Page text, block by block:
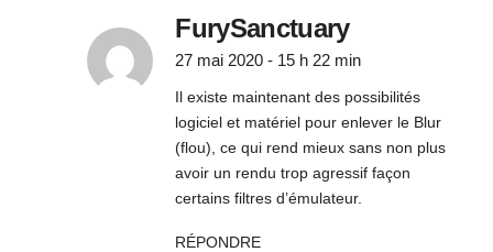
FurySanctuary
27 mai 2020 - 15 h 22 min
Il existe maintenant des possibilités
logiciel et matériel pour enlever le Blur
(flou), ce qui rend mieux sans non plus
avoir un rendu trop agressif façon
certains filtres d’émulateur.
RÉPONDRE